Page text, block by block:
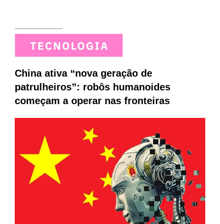
China ativa “nova geração de
patrulheiros”: robôs humanoides
começam a operar nas fronteiras